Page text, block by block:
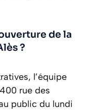
de la
?
l’équipe
rue des
public du lundi